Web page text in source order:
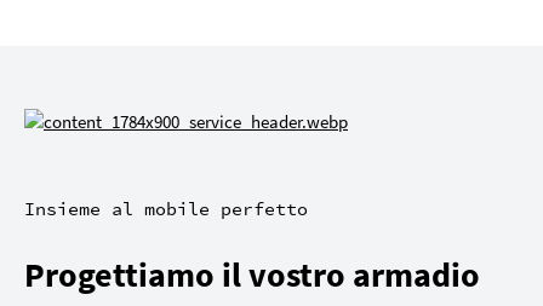
Insieme al mobile perfetto
Progettiamo il vostro armadio